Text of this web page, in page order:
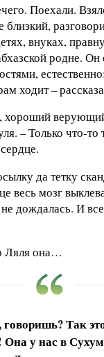
Поехали.
близкий,
внуках,
родне. Он
ходит –
хороший
– Только что-
да тетку
весь мозг
дождалась. И
Ляля она…
говоришь? Так
у нас в